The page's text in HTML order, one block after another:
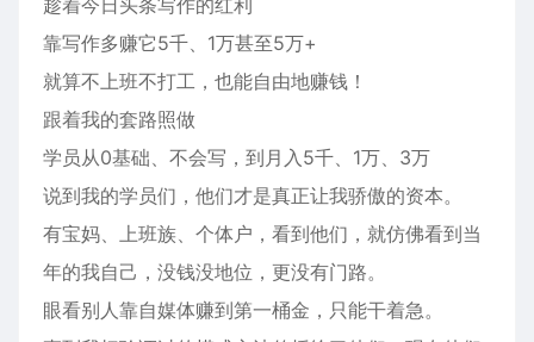
趁着今日头条写作的红利
靠写作多赚它5千、1万甚至5万+
就算不上班不打工，也能自由地赚钱！
跟着我的套路照做
学员从0基础、不会写，到月入5千、1万、3万
说到我的学员们，他们才是真正让我骄傲的资本。
有宝妈、上班族、个体户，看到他们，就仿佛看到当
年的我自己，没钱没地位，更没有门路。
眼看别人靠自媒体赚到第一桶金，只能干着急。